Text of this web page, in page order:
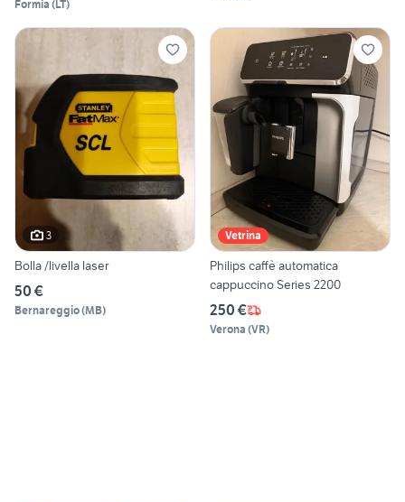
Formia (LT)
3
Bolla /livella laser
50 €
Bernareggio(MB)
Vetrina
Philips caffè automatica
cappuccino Series 2200
250 €
Verona (VR)